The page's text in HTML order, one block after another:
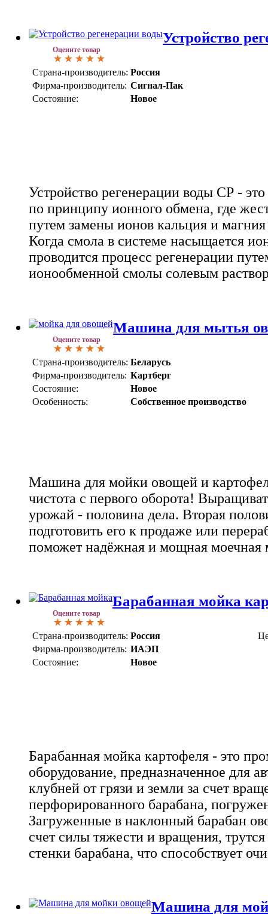
Оцените товар
Устройство
Страна-производитель: Россия
Фирма-производитель: Сигнал-Пак
Состояние:
Новое
Устройство регенерации воды СР -
по принципу ионного обмена, где
путем замены ионов кальция и
Когда смола в системе насыщается
проводится процесс регенерации
ионообменной смолы солевым
Оцените товар
Машина для мытья
Страна-производитель: Беларусь
Фирма-производитель: Картберг
Состояние:
Новое
Особенность:
Собственное производство
Машина для мойки овощей и
чистота с первого оборота!
урожай - половина дела. Вторая
подготовить его к продаже или
поможет надёжная и мощная моечная
Оцените товар
Барабанная мойка
Страна-производитель: Россия
Фирма-производитель: ИАЭП
Состояние:
Новое
Барабанная мойка картофеля - это
оборудование, предназначенное для
клубней от грязи и земли за счет
перфорированного барабана,
Загруженные в наклонный барабан
счет силы тяжести и вращения,
стенки барабана, что способствует
Машина для